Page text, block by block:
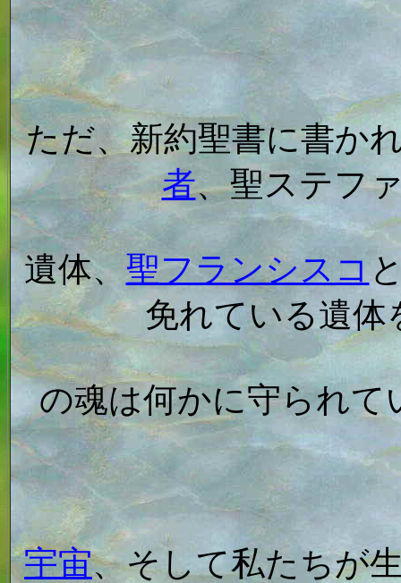
ただ、新約聖書に書か
者、聖ステフ
遺体、聖フランシスコ
免れている遺体
の魂は何かに守られ
宇宙、そして私たちが